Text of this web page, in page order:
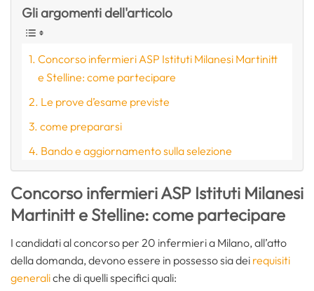
Gli argomenti dell'articolo
Concorso infermieri ASP Istituti Milanesi Martinitt
e Stelline: come partecipare
Le prove d’esame previste
come prepararsi
Bando e aggiornamento sulla selezione
Concorso infermieri ASP Istituti Milanesi
Martinitt e Stelline: come partecipare
I candidati al concorso per 20 infermieri a Milano, all’atto
della domanda, devono essere in possesso sia dei requisiti
generaliche di quelli specifici quali: